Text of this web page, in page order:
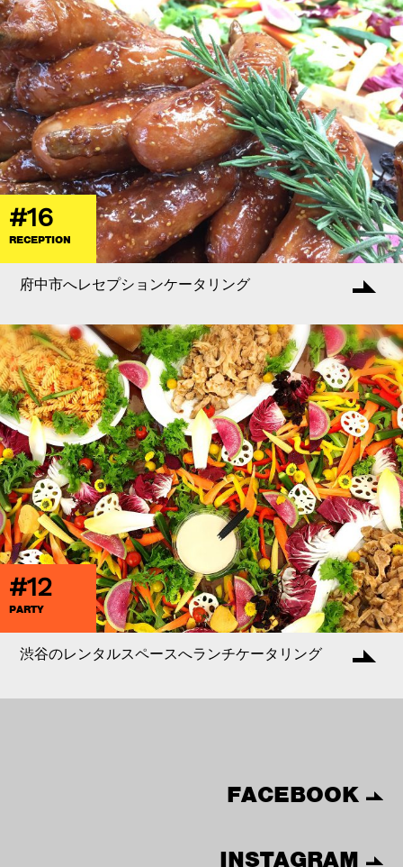
#16
RECEPTION
府中市へレセプションケータリング
#12
PARTY
渋谷のレンタルスペースへランチケータリング
FACEBOOK
INSTAGRAM